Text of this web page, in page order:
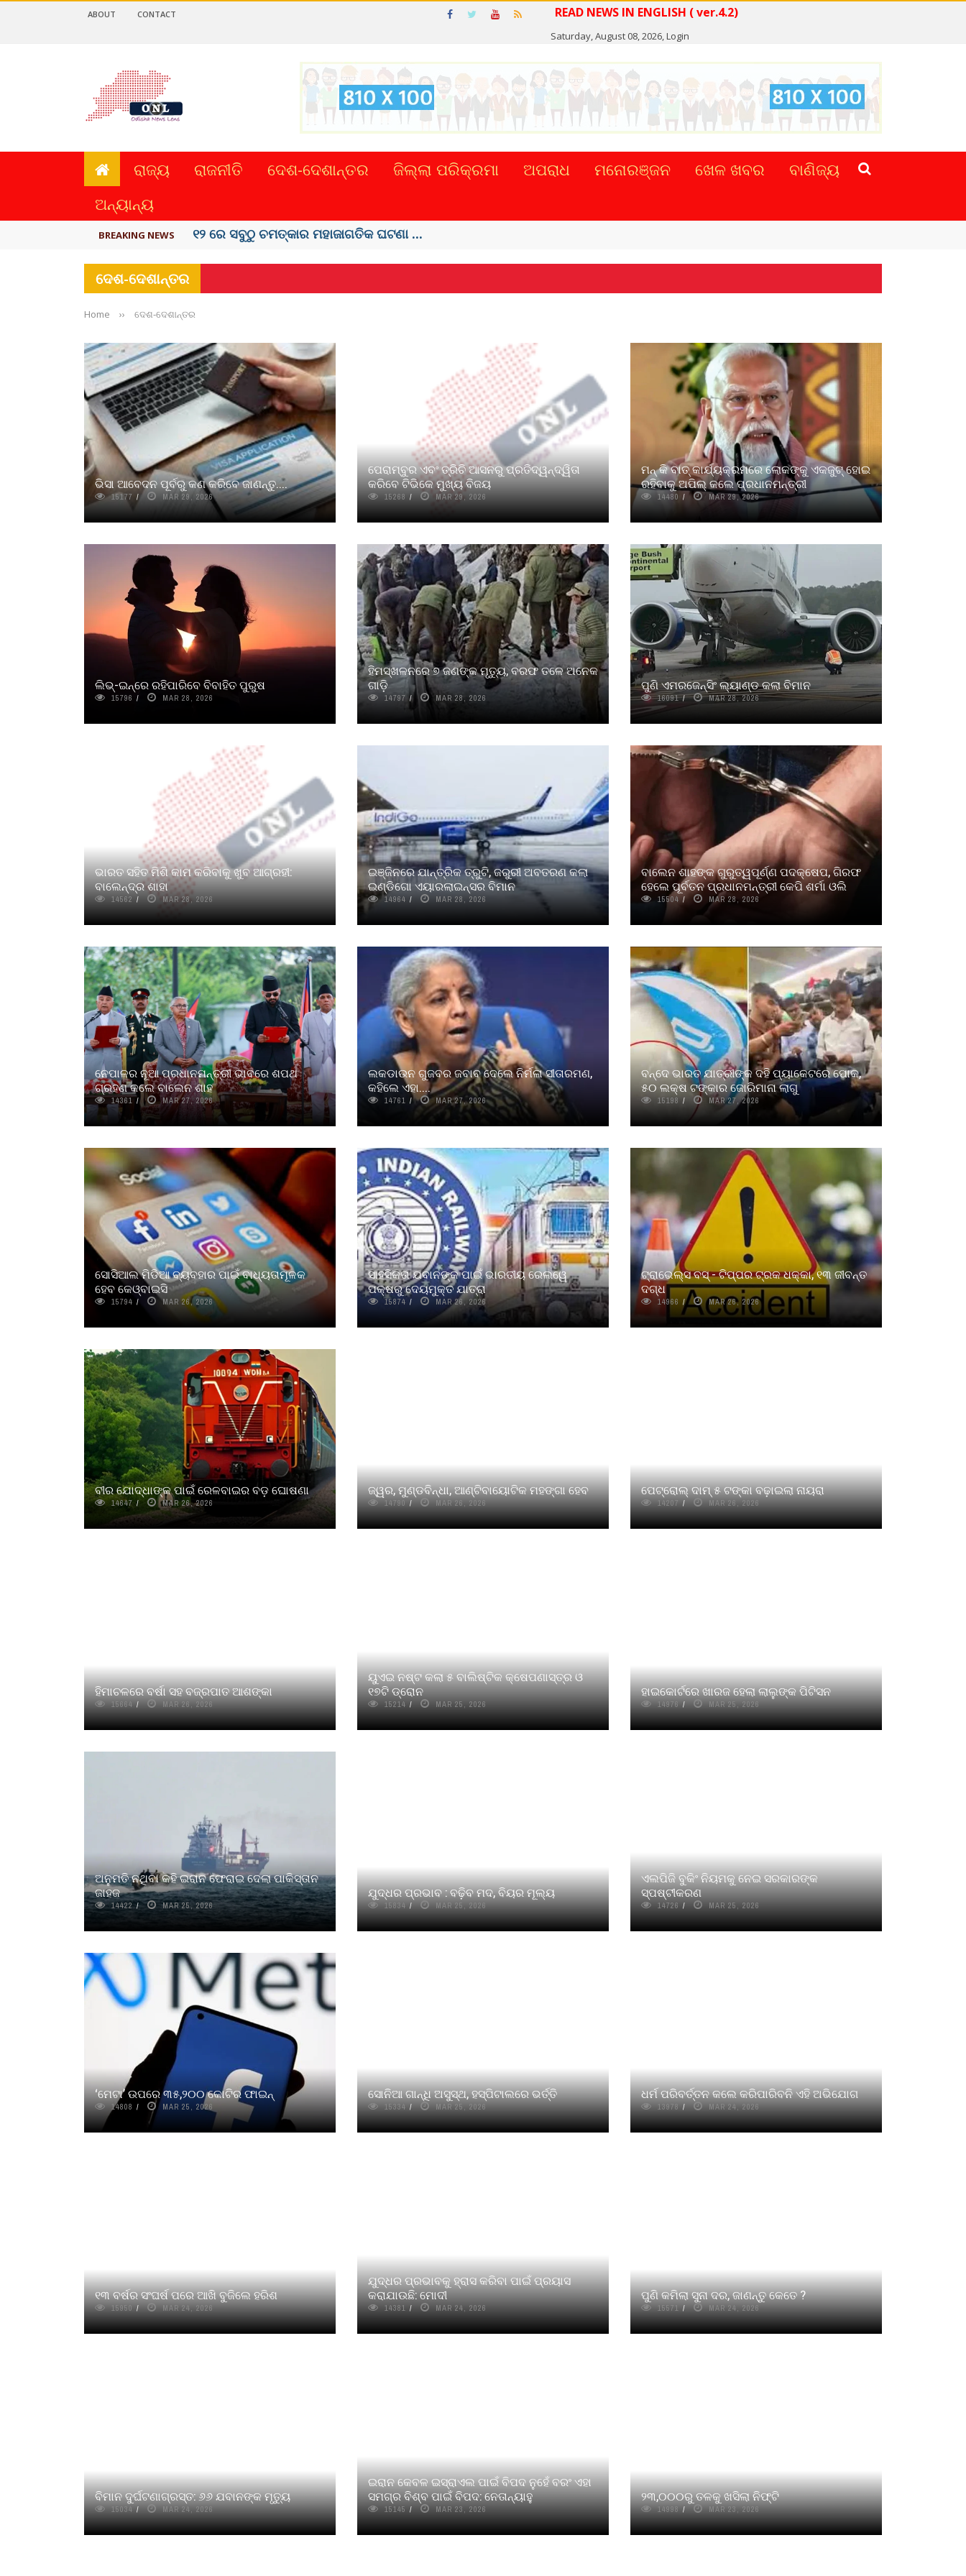
READ NEWS IN ENGLISH ( ver.4.2)
Saturday, August 08, 2026,Login
ABOUT CONTACT
ରାଜ୍ୟ ରାଜନୀତି ଦେଶ-ଦେଶାନ୍ତର ଜିଲ୍ଲା ପରିକ୍ରମା ଅପରାଧ ମନୋରଞ୍ଜନ ଖେଳ ଖବର
ବାଣିଜ୍ୟ
ଅନ୍ୟାନ୍ୟ
BREAKING NEWS କେରଳରେ ‘ରାଟ୍ ଫିଭର୍’ ଆତଙ୍କ, ୫୮ ମୃତ
ଦେଶ-ଦେଶାନ୍ତର
Home ›› ଦେଶ-ଦେଶାନ୍ତର
ଭିସା ଆବେଦନ ପୂର୍ବରୁ କଣ କରିବେ ଜାଣନ୍ତୁ....
15177 MAR 29, 2026
ପେରାମ୍ବୁର ଏବଂ ତ୍ରିଚି ଆସନରୁ ପ୍ରତିଦ୍ୱନ୍ଦ୍ୱିତା
କରିବେ ଟିଭିକେ ମୁଖ୍ୟ ବିଜୟ
15268 MAR 29, 2026
ମନ୍ କି ବାତ୍ କାର୍ଯ୍ୟକ୍ରମରେ ଲୋକଙ୍କୁ ଏକଜୁଟ୍ ହୋଇ
ରହିବାକୁ ଅପିଲ୍ କଲେ ପ୍ରଧାନମନ୍ତ୍ରୀ
14480 MAR 29, 2026
ଲିଭ୍‌-ଇନ୍‌ରେ ରହିପାରିବେ ବିବାହିତ ପୁରୁଷ
15796 MAR 28, 2026
ହିମସ୍ଖଳନରେ ୭ ଜଣଙ୍କ ମୃତ୍ୟୁ, ବରଫ ତଳେ ଅନେକ
ଗାଡ଼ି
14797 MAR 28, 2026
ପୁଣି ଏମରଜେନ୍ସିଂ ଲ୍ୟାଣ୍ଡ କଲା ବିମାନ
16091 MAR 28, 2026
ଭାରତ ସହିତ ମିଶି କାମ କରିବାକୁ ଖୁବ ଆଗ୍ରହୀ:
ବାଲେନ୍ଦ୍ର ଶାହା
14562 MAR 28, 2026
ଇଞ୍ଜିନରେ ଯାନ୍ତ୍ରିକ ତ୍ରୁଟି, ଜରୁରୀ ଅବତରଣ କଲା
ଇଣ୍ଡିଗୋ ଏୟାରଲାଇନ୍ସର ବିମାନ
14964 MAR 28, 2026
ବାଲେନ ଶାହଙ୍କ ଗୁରୁତ୍ୱପୂର୍ଣ୍ଣ ପଦକ୍ଷେପ, ଗିରଫ
ହେଲେ ପୂର୍ବତନ ପ୍ରଧାନମନ୍ତ୍ରୀ କେପି ଶର୍ମା ଓଲି
15504 MAR 28, 2026
ନେପାଳର ନୂଆ ପ୍ରଧାନମନ୍ତ୍ରୀ ଭାବରେ ଶପଥ
ଗ୍ରହଣ କଲେ ବାଲେନ ଶାହ
14361 MAR 27, 2026
ଲକଡାଉନ ଗୁଜବର ଜବାବ ଦେଲେ ନିର୍ମଳା ସୀତାରମଣ,
କହିଲେ ଏହା....
14761 MAR 27, 2026
ବନ୍ଦେ ଭାରତ ଯାତ୍ରୀଙ୍କ ଦହି ପ୍ୟାକେଟରେ ପୋକ,
୫୦ ଲକ୍ଷ ଟଙ୍କାର ଜୋରିମାନା ଲାଗୁ
15198 MAR 27, 2026
ସୋସିଆଲ ମିଡିଆ ବ୍ୟବହାର ପାଇଁ ବାଧ୍ୟତାମୂଳକ
ହେବ କେଓ୍ବାଇସି
15794 MAR 26, 2026
ସାହସିକତା ଯବାନଙ୍କ ପାଇଁ ଭାରତୀୟ ରେଲୱେ
ପକ୍ଷରୁ ଦେୟମୁକ୍ତ ଯାତ୍ରା
15874 MAR 26, 2026
ଟ୍ରାଭେଲ୍ସ ବସ୍‌ - ଟିପ୍ପର ଟ୍ରକ ଧକ୍କା, ୧୩ ଜୀବନ୍ତ
ଦଗ୍ଧ
14966 MAR 26, 2026
ବୀର ଯୋଦ୍ଧାଙ୍କ ପାଇଁ ରେଳବାଇର ବଡ଼ ଘୋଷଣା
14647 MAR 26, 2026
ଜ୍ୱର, ମୁଣ୍ଡବିନ୍ଧା, ଆଣ୍ଟିବାୟୋଟିକ ମହଙ୍ଗା ହେବ
14790 MAR 26, 2026
ପେଟ୍ରୋଲ୍‌ ଦାମ୍‌ ୫ ଟଙ୍କା ବଢ଼ାଇଲା ନାୟରା
14207 MAR 26, 2026
ହିମାଚଳରେ ବର୍ଷା ସହ ବଜ୍ରପାତ ଆଶଙ୍କା
15664 MAR 26, 2026
ୟୁଏଇ ନଷ୍ଟ କଲା ୫ ବାଲିଷ୍ଟିକ କ୍ଷେପଣାସ୍ତ୍ର ଓ
୧୭ଟି ଡ୍ରୋନ
15214 MAR 25, 2026
ହାଇକୋର୍ଟରେ ଖାରଜ ହେଲା ଲାଲୁଙ୍କ ପିଟିସନ
14976 MAR 25, 2026
ଅନୁମତି ନଥିବା କହି ଇରାନ ଫେରାଇ ଦେଲା ପାକିସ୍ତାନ
ଜାହଜ
14422 MAR 25, 2026
ଯୁଦ୍ଧର ପ୍ରଭାବ : ବଢ଼ିବ ମଦ, ବିୟର ମୂଲ୍ୟ
15834 MAR 25, 2026
ଏଲପିଜି ବୁକିଂ ନିୟମକୁ ନେଇ ସରକାରଙ୍କ
ସ୍ପଷ୍ଟୀକରଣ
14726 MAR 25, 2026
‘ମେଟା’ ଉପରେ ୩୫,୨୦୦ କୋଟିର ଫାଇନ୍
14808 MAR 25, 2026
ସୋନିଆ ଗାନ୍ଧି ଅସୁସ୍ଥ, ହସ୍ପିଟାଲରେ ଭର୍ତ୍ତି
15334 MAR 25, 2026
ଧର୍ମ ପରିବର୍ତ୍ତନ କଲେ କରିପାରିବନି ଏହି ଅଭିଯୋଗ
13978 MAR 24, 2026
୧୩ ବର୍ଷର ସଂଘର୍ଷ ପରେ ଆଖି ବୁଜିଲେ ହରିଶ
15950 MAR 24, 2026
ଯୁଦ୍ଧର ପ୍ରଭାବକୁ ହ୍ରାସ କରିବା ପାଇଁ ପ୍ରୟାସ
କରାଯାଉଛି: ମୋଦୀ
14381 MAR 24, 2026
ପୁଣି କମିଲା ସୁନା ଦର, ଜାଣନ୍ତୁ କେତେ ?
15571 MAR 24, 2026
ବିମାନ ଦୁର୍ଘଟଣାଗ୍ରସ୍ତ: ୬୬ ଯବାନଙ୍କ ମୃତ୍ୟୁ
15034 MAR 24, 2026
ଇରାନ କେବଳ ଇସ୍ରାଏଲ ପାଇଁ ବିପଦ ନୁହେଁ ବରଂ ଏହା
ସମଗ୍ର ବିଶ୍ବ ପାଇଁ ବିପଦ: ନେତାନ୍ୟାହୁ
15145 MAR 23, 2026
୨୩,୦୦୦ରୁ ତଳକୁ ଖସିଲା ନିଫ୍ଟି
14998 MAR 23, 2026